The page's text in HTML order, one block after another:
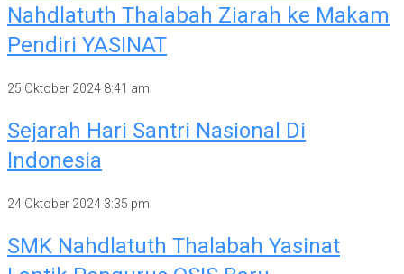
Nahdlatuth Thalabah Ziarah ke Makam
Pendiri YASINAT
25 Oktober 2024 8:41 am
Sejarah Hari Santri Nasional Di
Indonesia
24 Oktober 2024 3:35 pm
SMK Nahdlatuth Thalabah Yasinat